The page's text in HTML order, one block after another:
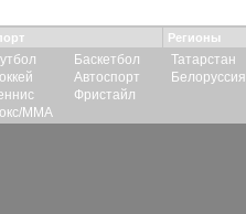
ММА
Баскетбол
Автоспорт
Фристайл
Регионы
Татарстан
Белоруссия